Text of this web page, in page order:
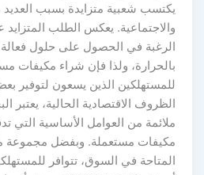
يكتسب شعبية متزايدة بسبب العديد
والاجتماعية. يعكس الطلب المتزايد
الرغبة في الحصول على حلول فعالة
بالحرارة، ولذا فإن شراء مكيفات
للمستهلكين الذين يسعون لتوفير
الظروف الاقتصادية الحالية، يعتبر
ملائمة من العوامل الأساسية التي
مكيفات مستعملة. وبفضل مجموعة
المتاحة في السوق، تتوافر